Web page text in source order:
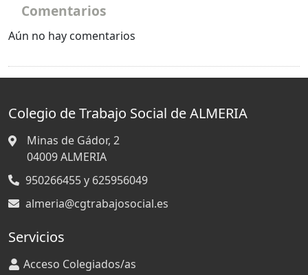
Comentarios
Aún no hay comentarios
Colegio de Trabajo Social de ALMERIA
Minas de Gádor, 2
04009ALMERIA
950266455 y 625956049
almeria@cgtrabajosocial.es
Servicios
Acceso Colegiados/as